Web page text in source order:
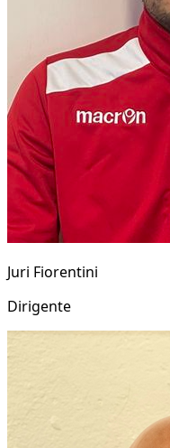
Juri Fiorentini
Dirigente